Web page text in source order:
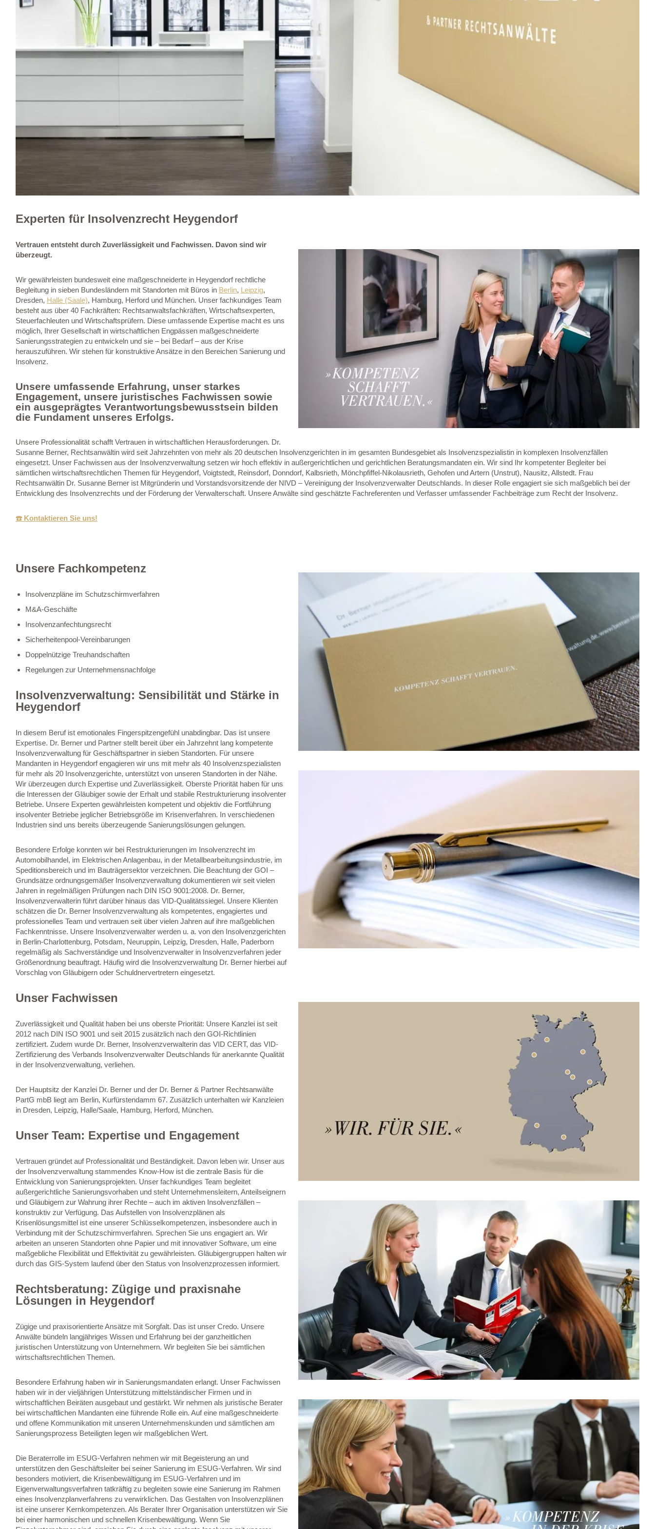
Experten für Insolvenzrecht Heygendorf
Vertrauen entsteht durch Zuverlässigkeit und Fachwissen. Davon sind wir
überzeugt.
Wir gewährleisten bundesweit eine maßgeschneiderte in Heygendorf rechtliche
Begleitung in sieben Bundesländern mit Standorten mit Büros in Berlin, Leipzig,
Dresden, Halle (Saale), Hamburg, Herford und München. Unser fachkundiges Team
besteht aus über 40 Fachkräften: Rechtsanwaltsfachkräften, Wirtschaftsexperten,
Steuerfachleuten und Wirtschaftsprüfern. Diese umfassende Expertise macht es uns
möglich, Ihrer Gesellschaft in wirtschaftlichen Engpässen maßgeschneiderte
Sanierungsstrategien zu entwickeln und sie – bei Bedarf – aus der Krise
herauszuführen. Wir stehen für konstruktive Ansätze in den Bereichen Sanierung und
Insolvenz.
Unsere umfassende Erfahrung, unser starkes
Engagement, unsere juristisches Fachwissen sowie
ein ausgeprägtes Verantwortungsbewusstsein bilden
die Fundament unseres Erfolgs.
Unsere Professionalität schafft Vertrauen in wirtschaftlichen Herausforderungen. Dr.
Susanne Berner, Rechtsanwältin wird seit Jahrzehnten von mehr als 20 deutschen Insolvenzgerichten in im gesamten Bundesgebiet als Insolvenzspezialistin in komplexen Insolvenzfällen
eingesetzt. Unser Fachwissen aus der Insolvenzverwaltung setzen wir hoch effektiv in außergerichtlichen und gerichtlichen Beratungsmandaten ein. Wir sind Ihr kompetenter Begleiter bei
sämtlichen wirtschaftsrechtlichen Themen für Heygendorf, Voigtstedt, Reinsdorf, Donndorf, Kalbsrieth, Mönchpfiffel-Nikolausrieth, Gehofen und Artern (Unstrut), Nausitz, Allstedt. Frau
Rechtsanwältin Dr. Susanne Berner ist Mitgründerin und Vorstandsvorsitzende der NIVD – Vereinigung der Insolvenzverwalter Deutschlands. In dieser Rolle engagiert sie sich maßgeblich bei der
Entwicklung des Insolvenzrechts und der Förderung der Verwalterschaft. Unsere Anwälte sind geschätzte Fachreferenten und Verfasser umfassender Fachbeiträge zum Recht der Insolvenz.
☎️ Kontaktieren Sie uns!
Unsere Fachkompetenz
Insolvenzpläne im Schutzschirmverfahren
M&A-Geschäfte
Insolvenzanfechtungsrecht
Sicherheitenpool-Vereinbarungen
Doppelnützige Treuhandschaften
Regelungen zur Unternehmensnachfolge
Insolvenzverwaltung: Sensibilität und Stärke in
Heygendorf
In diesem Beruf ist emotionales Fingerspitzengefühl unabdingbar. Das ist unsere
Expertise. Dr. Berner und Partner stellt bereit über ein Jahrzehnt lang kompetente
Insolvenzverwaltung für Geschäftspartner in sieben Standorten. Für unsere
Mandanten in Heygendorf engagieren wir uns mit mehr als 40 Insolvenzspezialisten
für mehr als 20 Insolvenzgerichte, unterstützt von unseren Standorten in der Nähe.
Wir überzeugen durch Expertise und Zuverlässigkeit. Oberste Priorität haben für uns
die Interessen der Gläubiger sowie der Erhalt und stabile Restrukturierung insolventer
Betriebe. Unsere Experten gewährleisten kompetent und objektiv die Fortführung
insolventer Betriebe jeglicher Betriebsgröße im Krisenverfahren. In verschiedenen
Industrien sind uns bereits überzeugende Sanierungslösungen gelungen.
Besondere Erfolge konnten wir bei Restrukturierungen im Insolvenzrecht im
Automobilhandel, im Elektrischen Anlagenbau, in der Metallbearbeitungsindustrie, im
Speditionsbereich und im Bauträgersektor verzeichnen. Die Beachtung der GOI –
Grundsätze ordnungsgemäßer Insolvenzverwaltung dokumentieren wir seit vielen
Jahren in regelmäßigen Prüfungen nach DIN ISO 9001:2008. Dr. Berner,
Insolvenzverwalterin führt darüber hinaus das VID-Qualitätssiegel. Unsere Klienten
schätzen die Dr. Berner Insolvenzverwaltung als kompetentes, engagiertes und
professionelles Team und vertrauen seit über vielen Jahren auf ihre maßgeblichen
Fachkenntnisse. Unsere Insolvenzverwalter werden u. a. von den Insolvenzgerichten
in Berlin-Charlottenburg, Potsdam, Neuruppin, Leipzig, Dresden, Halle, Paderborn
regelmäßig als Sachverständige und Insolvenzverwalter in Insolvenzverfahren jeder
Größenordnung beauftragt. Häufig wird die Insolvenzverwaltung Dr. Berner hierbei auf
Vorschlag von Gläubigern oder Schuldnervertretern eingesetzt.
Unser Fachwissen
Zuverlässigkeit und Qualität haben bei uns oberste Priorität: Unsere Kanzlei ist seit
2012 nach DIN ISO 9001 und seit 2015 zusätzlich nach den GOI-Richtlinien
zertifiziert. Zudem wurde Dr. Berner, Insolvenzverwalterin das VID CERT, das VID-
Zertifizierung des Verbands Insolvenzverwalter Deutschlands für anerkannte Qualität
in der Insolvenzverwaltung, verliehen.
Der Hauptsitz der Kanzlei Dr. Berner und der Dr. Berner & Partner Rechtsanwälte
PartG mbB liegt am Berlin, Kurfürstendamm 67. Zusätzlich unterhalten wir Kanzleien
in Dresden, Leipzig, Halle/Saale, Hamburg, Herford, München.
Unser Team: Expertise und Engagement
Vertrauen gründet auf Professionalität und Beständigkeit. Davon leben wir. Unser aus
der Insolvenzverwaltung stammendes Know-How ist die zentrale Basis für die
Entwicklung von Sanierungsprojekten. Unser fachkundiges Team begleitet
außergerichtliche Sanierungsvorhaben und steht Unternehmensleitern, Anteilseignern
und Gläubigern zur Wahrung ihrer Rechte – auch im aktiven Insolvenzfällen –
konstruktiv zur Verfügung. Das Aufstellen von Insolvenzplänen als
Krisenlösungsmittel ist eine unserer Schlüsselkompetenzen, insbesondere auch in
Verbindung mit der Schutzschirmverfahren. Sprechen Sie uns engagiert an. Wir
arbeiten an unseren Standorten ohne Papier und mit innovativer Software, um eine
maßgebliche Flexibilität und Effektivität zu gewährleisten. Gläubigergruppen halten wir
durch das GIS-System laufend über den Status von Insolvenzprozessen informiert.
Rechtsberatung: Zügige und praxisnahe
Lösungen in Heygendorf
Zügige und praxisorientierte Ansätze mit Sorgfalt. Das ist unser Credo. Unsere
Anwälte bündeln langjähriges Wissen und Erfahrung bei der ganzheitlichen
juristischen Unterstützung von Unternehmern. Wir begleiten Sie bei sämtlichen
wirtschaftsrechtlichen Themen.
Besondere Erfahrung haben wir in Sanierungsmandaten erlangt. Unser Fachwissen
haben wir in der vieljährigen Unterstützung mittelständischer Firmen und in
wirtschaftlichen Beiräten ausgebaut und gestärkt. Wir nehmen als juristische Berater
bei wirtschaftlichen Mandanten eine führende Rolle ein. Auf eine maßgeschneiderte
und offene Kommunikation mit unseren Unternehmenskunden und sämtlichen am
Sanierungsprozess Beteiligten legen wir maßgeblichen Wert.
Die Beraterrolle im ESUG-Verfahren nehmen wir mit Begeisterung an und
unterstützen den Geschäftsleiter bei seiner Sanierung im ESUG-Verfahren. Wir sind
besonders motiviert, die Krisenbewältigung im ESUG-Verfahren und im
Eigenverwaltungsverfahren tatkräftig zu begleiten sowie eine Sanierung im Rahmen
eines Insolvenzplanverfahrens zu verwirklichen. Das Gestalten von Insolvenzplänen
ist eine unserer Kernkompetenzen. Als Berater Ihrer Organisation unterstützen wir Sie
bei einer harmonischen und schnellen Krisenbewältigung. Wenn Sie